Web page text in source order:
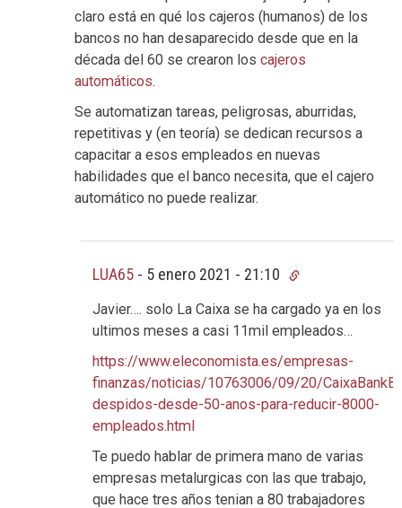
claro está en qué los cajeros (humanos) de los
bancos no han desaparecido desde que en la
década del 60 se crearon los cajeros
automáticos.
Se automatizan tareas, peligrosas, aburridas,
repetitivas y (en teoría) se dedican recursos a
capacitar a esos empleados en nuevas
habilidades que el banco necesita, que el cajero
automático no puede realizar.
LUA65 - 5 enero 2021 - 21:10
Javier…. solo La Caixa se ha cargado ya en los
ultimos meses a casi 11mil empleados…
https://www.eleconomista.es/empresas-
finanzas/noticias/10763006/09/20/
despidos-desde-50-anos-para-reducir-8000-
empleados.html
Te puedo hablar de primera mano de varias
empresas metalurgicas con las que trabajo,
que hace tres años tenian a 80 trabajadores